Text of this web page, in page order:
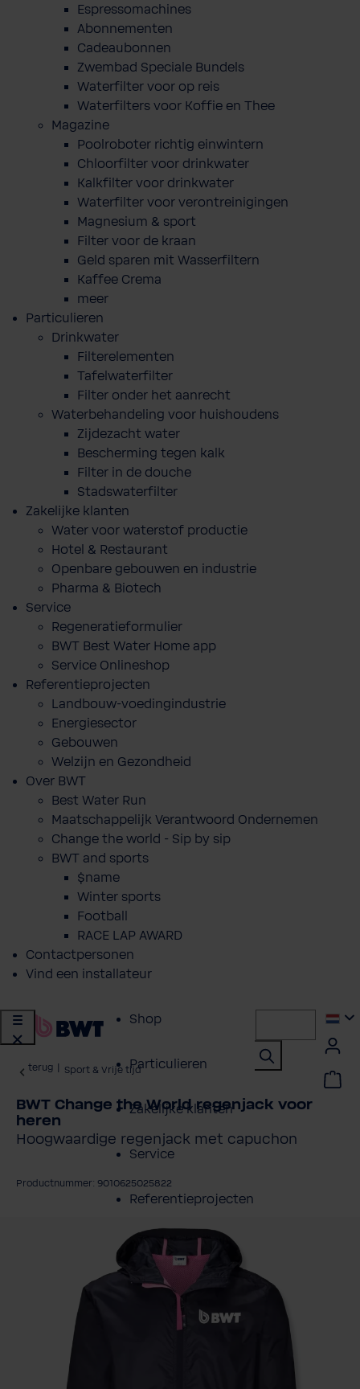
Espressomachines
Abonnementen
Cadeaubonnen
Zwembad Speciale Bundels
Waterfilter voor op reis
Waterfilters voor Koffie en Thee
Magazine
Poolroboter richtig einwintern
Chloorfilter voor drinkwater
Kalkfilter voor drinkwater
Waterfilter voor verontreinigingen
Magnesium & sport
Filter voor de kraan
Geld sparen mit Wasserfiltern
Kaffee Crema
meer
Particulieren
Drinkwater
Filterelementen
Tafelwaterfilter
Filter onder het aanrecht
Waterbehandeling voor huishoudens
Zijdezacht water
Bescherming tegen kalk
Filter in de douche
Stadswaterfilter
Zakelijke klanten
Water voor waterstof productie
Hotel & Restaurant
Openbare gebouwen en industrie
Pharma & Biotech
Service
Regeneratieformulier
BWT Best Water Home app
Service Onlineshop
Referentieprojecten
Landbouw-voedingindustrie
Energiesector
Gebouwen
Welzijn en Gezondheid
Over BWT
Best Water Run
Maatschappelijk Verantwoord Ondernemen
Change the world - Sip by sip
BWT and sports
$name
Winter sports
Football
RACE LAP AWARD
Contactpersonen
Vind een installateur
Shop
Particulieren
Zakelijke klanten
Service
Referentieprojecten
Over BWT
Contactpersonen
Vind een installateur
terug Sport & Vrije tijd
BWT Change the World regenjack voor
heren
Hoogwaardige regenjack met capuchon
Productnummer: 9010625025822
overslaan